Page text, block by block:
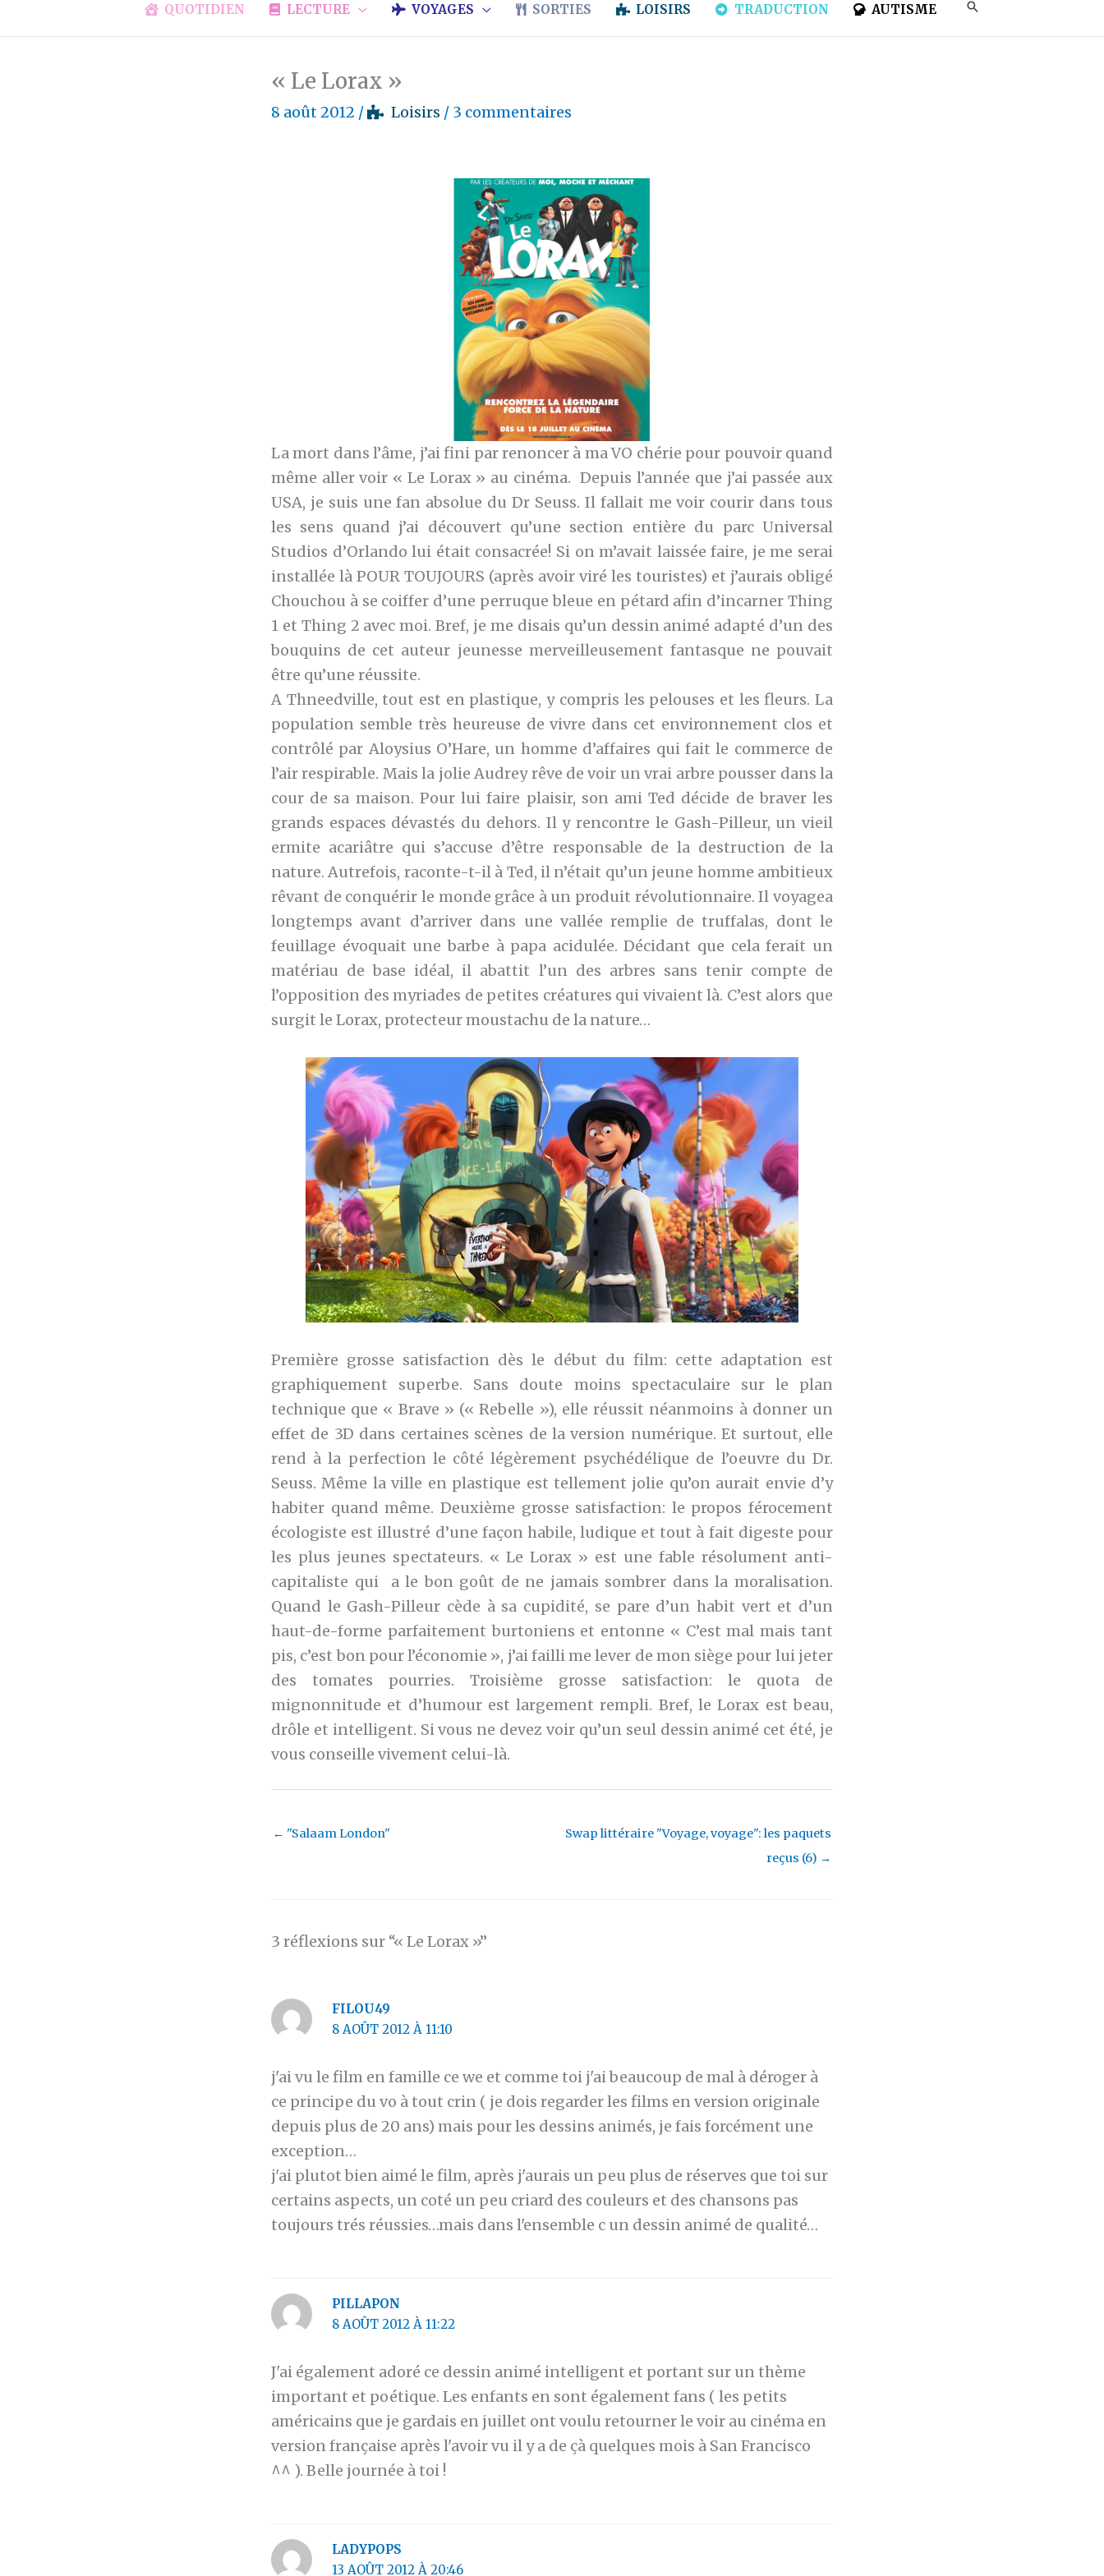
QUOTIDIEN LECTURE VOYAGES SORTIES LOISIRS TRADUCTION AUTISME
« Le Lorax »
8 août 2012 / Loisirs / 3 commentaires
La mort dans l’âme, j’ai fini par renoncer à ma VO chérie pour pouvoir quand
même aller voir « Le Lorax » au cinéma. Depuis l’année que j’ai passée aux
USA, je suis une fan absolue du Dr Seuss. Il fallait me voir courir dans tous
les sens quand j’ai découvert qu’une section entière du parc Universal
Studios d’Orlando lui était consacrée! Si on m’avait laissée faire, je me serai
installée là POUR TOUJOURS (après avoir viré les touristes) et j’aurais obligé
Chouchou à se coiffer d’une perruque bleue en pétard afin d’incarner Thing
1 et Thing 2 avec moi. Bref, je me disais qu’un dessin animé adapté d’un des
bouquins de cet auteur jeunesse merveilleusement fantasque ne pouvait
être qu’une réussite.
A Thneedville, tout est en plastique, y compris les pelouses et les fleurs. La
population semble très heureuse de vivre dans cet environnement clos et
contrôlé par Aloysius O’Hare, un homme d’affaires qui fait le commerce de
l’air respirable. Mais la jolie Audrey rêve de voir un vrai arbre pousser dans la
cour de sa maison. Pour lui faire plaisir, son ami Ted décide de braver les
grands espaces dévastés du dehors. Il y rencontre le Gash-Pilleur, un vieil
ermite acariâtre qui s’accuse d’être responsable de la destruction de la
nature. Autrefois, raconte-t-il à Ted, il n’était qu’un jeune homme ambitieux
rêvant de conquérir le monde grâce à un produit révolutionnaire. Il voyagea
longtemps avant d’arriver dans une vallée remplie de truffalas, dont le
feuillage évoquait une barbe à papa acidulée. Décidant que cela ferait un
matériau de base idéal, il abattit l’un des arbres sans tenir compte de
l’opposition des myriades de petites créatures qui vivaient là. C’est alors que
surgit le Lorax, protecteur moustachu de la nature…
Première grosse satisfaction dès le début du film: cette adaptation est
graphiquement superbe. Sans doute moins spectaculaire sur le plan
technique que « Brave » (« Rebelle »), elle réussit néanmoins à donner un
effet de 3D dans certaines scènes de la version numérique. Et surtout, elle
rend à la perfection le côté légèrement psychédélique de l’oeuvre du Dr.
Seuss. Même la ville en plastique est tellement jolie qu’on aurait envie d’y
habiter quand même. Deuxième grosse satisfaction: le propos férocement
écologiste est illustré d’une façon habile, ludique et tout à fait digeste pour
les plus jeunes spectateurs. « Le Lorax » est une fable résolument anti-
capitaliste qui a le bon goût de ne jamais sombrer dans la moralisation.
Quand le Gash-Pilleur cède à sa cupidité, se pare d’un habit vert et d’un
haut-de-forme parfaitement burtoniens et entonne « C’est mal mais tant
pis, c’est bon pour l’économie », j’ai failli me lever de mon siège pour lui jeter
des tomates pourries. Troisième grosse satisfaction: le quota de
mignonnitude et d’humour est largement rempli. Bref, le Lorax est beau,
drôle et intelligent. Si vous ne devez voir qu’un seul dessin animé cet été, je
vous conseille vivement celui-là.
← "Salaam London"
Swap littéraire "Voyage, voyage": les paquets
reçus (6) →
3 réflexions sur “« Le Lorax »”
FILOU49
8 AOÛT 2012 À 11:10
j'ai vu le film en famille ce we et comme toi j'ai beaucoup de mal à déroger à
ce principe du vo à tout crin ( je dois regarder les films en version originale
depuis plus de 20 ans) mais pour les dessins animés, je fais forcément une
exception…
j'ai plutot bien aimé le film, après j'aurais un peu plus de réserves que toi sur
certains aspects, un coté un peu criard des couleurs et des chansons pas
toujours trés réussies…mais dans l'ensemble c un dessin animé de qualité…
PILLAPON
8 AOÛT 2012 À 11:22
J'ai également adoré ce dessin animé intelligent et portant sur un thème
important et poétique. Les enfants en sont également fans ( les petits
américains que je gardais en juillet ont voulu retourner le voir au cinéma en
version française après l'avoir vu il y a de çà quelques mois à San Francisco
^^ ). Belle journée à toi !
LADYPOPS
13 AOÛT 2012 À 20:46